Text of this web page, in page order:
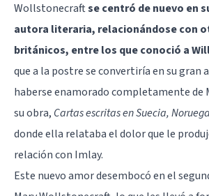
Wollstonecraftse centró de nuevo en
autora literaria, relacionándose con
británicos, entre los que conoció a
que a la postre se convertiría en su gran
haberse enamorado completamente de
su obra, Cartas escritas en Suecia,
donde ella relataba el dolor que le
relación con Imlay.
Este nuevo amor desembocó en el